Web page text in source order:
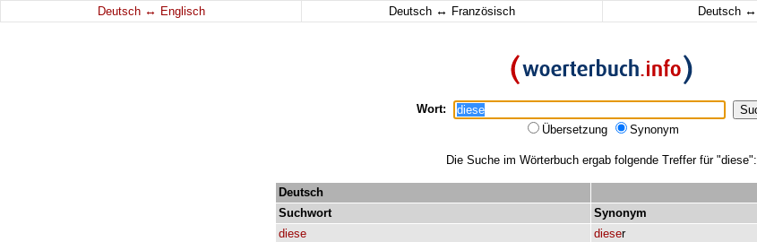
Deutsch ↔ Englisch Deutsch ↔ Französisch Deutsch ↔
Wort:
Übersetzung
Synonym
Die Suche im Wörterbuch ergab folgende Treffer für "diese":
Deutsch
Suchwort
Synonym
diese
dieser